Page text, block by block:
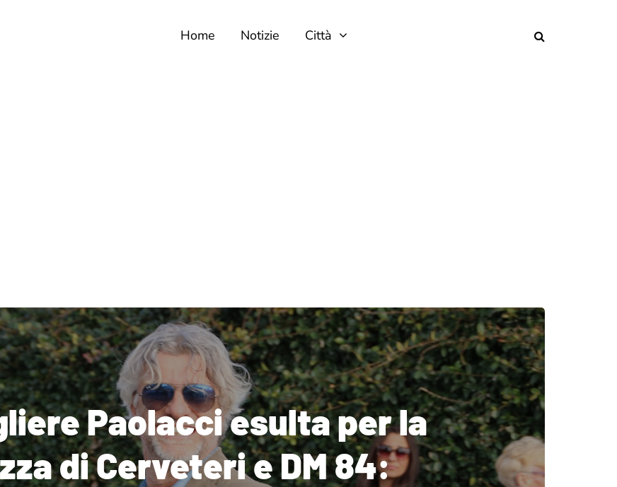
Home Notizie Città
Paolacci esulta per la
di Cerveteri e DM 84: